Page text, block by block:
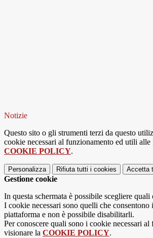
Notizie
Questo sito o gli strumenti terzi da questo
cookie necessari al funzionamento ed utili
COOKIE POLICY.
Personalizza Rifiuta tutti i cookies Accetta
Gestione cookie
In questa schermata è possibile scegliere
I cookie necessari sono quelli che
piattaforma e non è possibile disabilitarli.
Per conoscere quali sono i cookie necessari
visionare la COOKIE POLICY.